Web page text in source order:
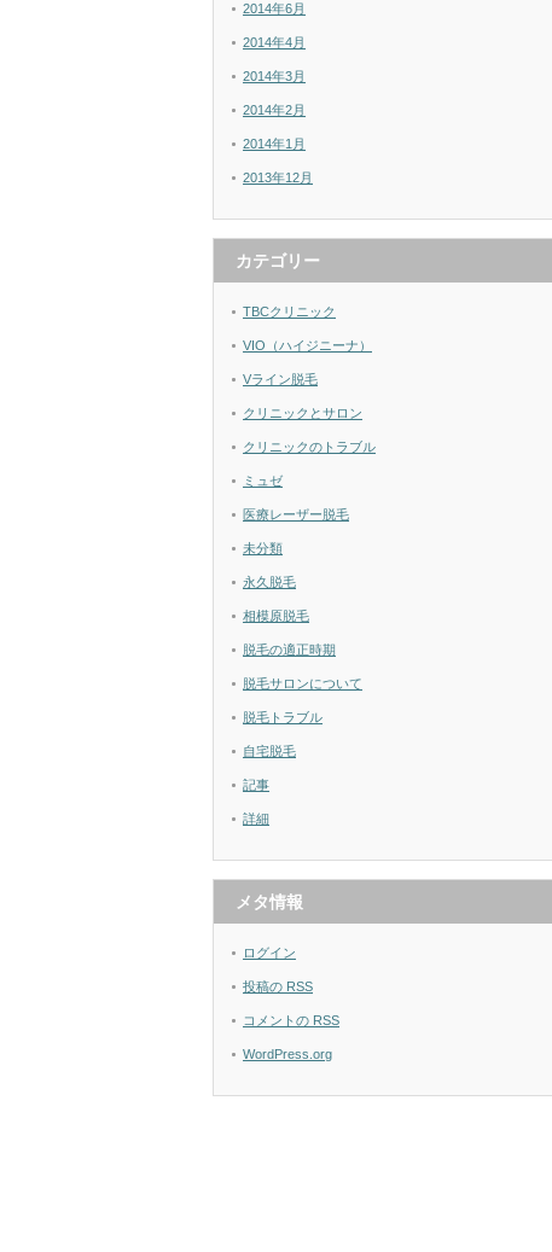
2014年6月
2014年4月
2014年3月
2014年2月
2014年1月
2013年12月
カテゴリー
TBCクリニック
VIO（ハイジニーナ）
Vライン脱毛
クリニックとサロン
クリニックのトラブル
ミュゼ
医療レーザー脱毛
未分類
永久脱毛
相模原脱毛
脱毛の適正時期
脱毛サロンについて
脱毛トラブル
自宅脱毛
記事
詳細
メタ情報
ログイン
投稿の RSS
コメントの RSS
WordPress.org